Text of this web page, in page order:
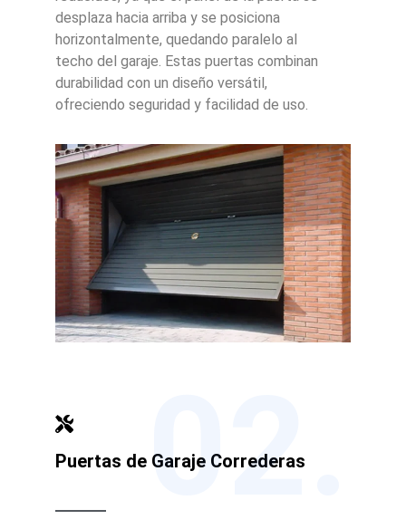
desplaza hacia arriba y se posiciona
horizontalmente, quedando paralelo al
techo del garaje. Estas puertas combinan
durabilidad con un diseño versátil,
ofreciendo seguridad y facilidad de uso.
Puertas de Garaje Correderas
02.